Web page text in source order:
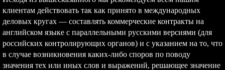
клиентам действовать так как принято в международных
деловых кругах — составлять коммерческие контракты на
английском языке с параллельными русскими версиями (для
российских контролирующих органов) и с указанием на то, что
в случае возникновения каких-либо споров по поводу
значения тех или иных слов и выражений, решающее значение